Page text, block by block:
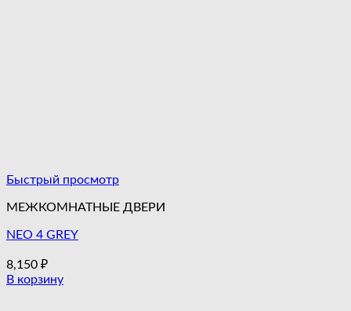
Быстрый просмотр
МЕЖКОМНАТНЫЕ ДВЕРИ
NEO 4 GREY
8,150 ₽
В корзину